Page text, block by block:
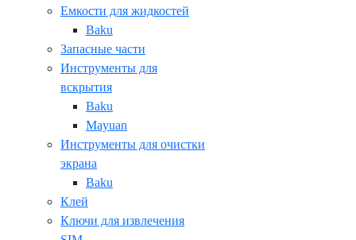
Емкости для жидкостей
Baku
Запасные части
Инструменты для
вскрытия
Baku
Mayuan
Инструменты для очистки
экрана
Baku
Клей
Ключи для извлечения